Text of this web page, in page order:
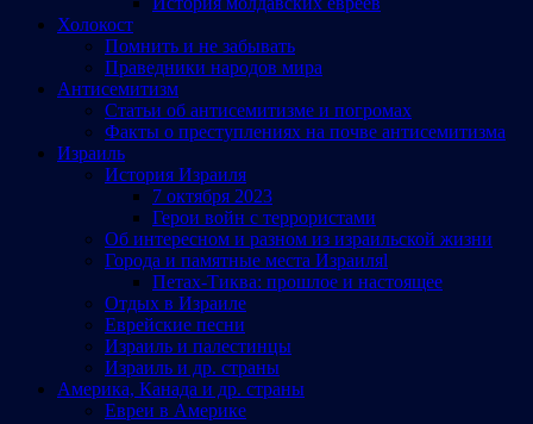
Холокост
Помнить и не забывать
Праведники народов мира
Антисемитизм
Статьи об антисемитизме и погромах
Факты о преступлениях на почве антисемитизма
Израиль
История Израиля
7 октября 2023
Герои войн с террористами
Об интересном и разном из израильской жизни
Города и памятные места Израиляl
Петах-Тиква: прошлое и настоящее
Отдых в Израиле
Еврейские песни
Израиль и палестинцы
Израиль и др. страны
Америка, Канада и др. страны
Евреи в Америке